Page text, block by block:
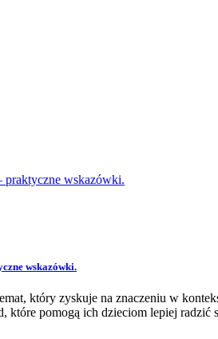
wskazówki.
który zyskuje na znaczeniu w
które pomogą ich dzieciom lepiej